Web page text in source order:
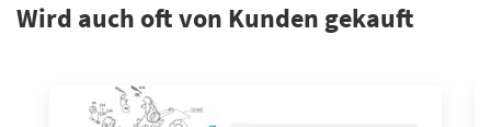
Wird auch oft von Kunden gekauft